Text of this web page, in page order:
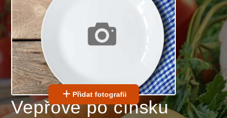
Přidat fotografii
Vepřové po čínsku